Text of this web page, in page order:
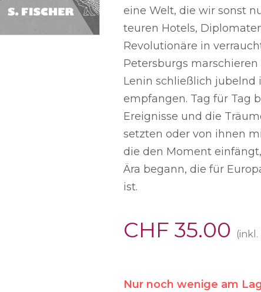
eine Welt, die wir sonst
teuren Hotels,
Revolutionäre in
Petersburgs
Lenin schließlich jubelnd
empfangen. Tag für Tag
Ereignisse und die
setzten oder von ihnen
die den Moment
Ära begann, die für
ist.
CHF 35.00 (inkl.
Nur noch wenige am